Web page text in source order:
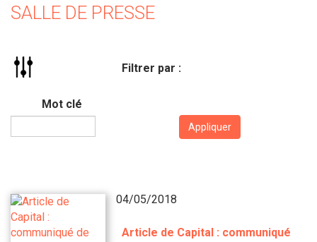
SALLE DE PRESSE
Filtrer par :
Mot clé
Appliquer
04/05/2018
Article de Capital : communiqué